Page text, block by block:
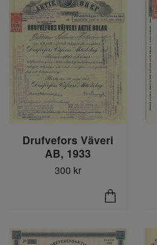
Drufvefors Väveri
AB, 1933
300 kr